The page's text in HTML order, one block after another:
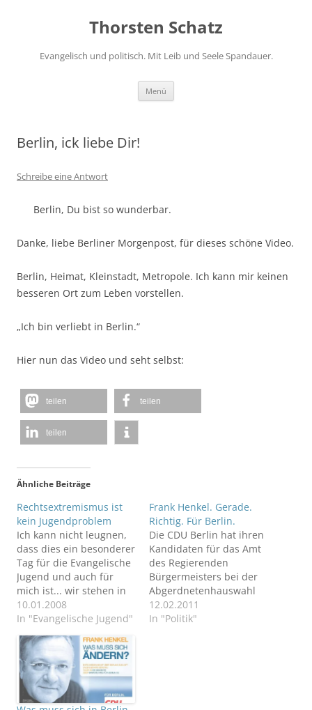
Thorsten Schatz
Evangelisch und politisch. Mit Leib und Seele Spandauer.
Menü
Berlin, ick liebe Dir!
Schreibe eine Antwort
Berlin, Du bist so wunderbar.
Danke, liebe Berliner Morgenpost, für dieses schöne Video.
Berlin, Heimat, Kleinstadt, Metropole. Ich kann mir keinen
besseren Ort zum Leben vorstellen.
„Ich bin verliebt in Berlin.“
Hier nun das Video und seht selbst:
teilen teilen
teilen
Ähnliche Beiträge
Rechtsextremismus ist
kein Jugendproblem
Ich kann nicht leugnen,
dass dies ein besonderer
Tag für die Evangelische
Jugend und auch für
mich ist... wir stehen in
der Zeitung...
;)Evangelische Jugend
lädt Schönbohm
einPotsdam/Berlin - Die
Evangelische Jugend hat
Brandenburgs
Innenminister Jörg
Schönbohm (CDU) zu
10.01.2008
In "Evangelische Jugend"
Frank Henkel. Gerade.
Richtig. Für Berlin.
Die CDU Berlin hat ihren
Kandidaten für das Amt
des Regierenden
Bürgermeisters bei der
Abgerdnetenhauswahl
2011 nominiert. Es ist
Frank Henkel.
12.02.2011
In "Politik"